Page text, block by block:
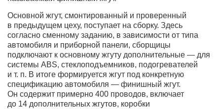
Основной жгут, смонтированный и проверенный
в предыдущем цеху, поступает на сборку. Здесь
согласно сменному заданию, в зависимости от типа
автомобиля и приборной панели, сборщицы
подключают к основному жгуту дополнительные — для
системы ABS, стеклоподъемников, подогревателей
и т. п. В итоге формируется жгут под конкретную
спецификацию автомобиля — финишный жгут.
Он содержит примерно 400 проводов, включает
до 14 дополнительных жгутов, коробки